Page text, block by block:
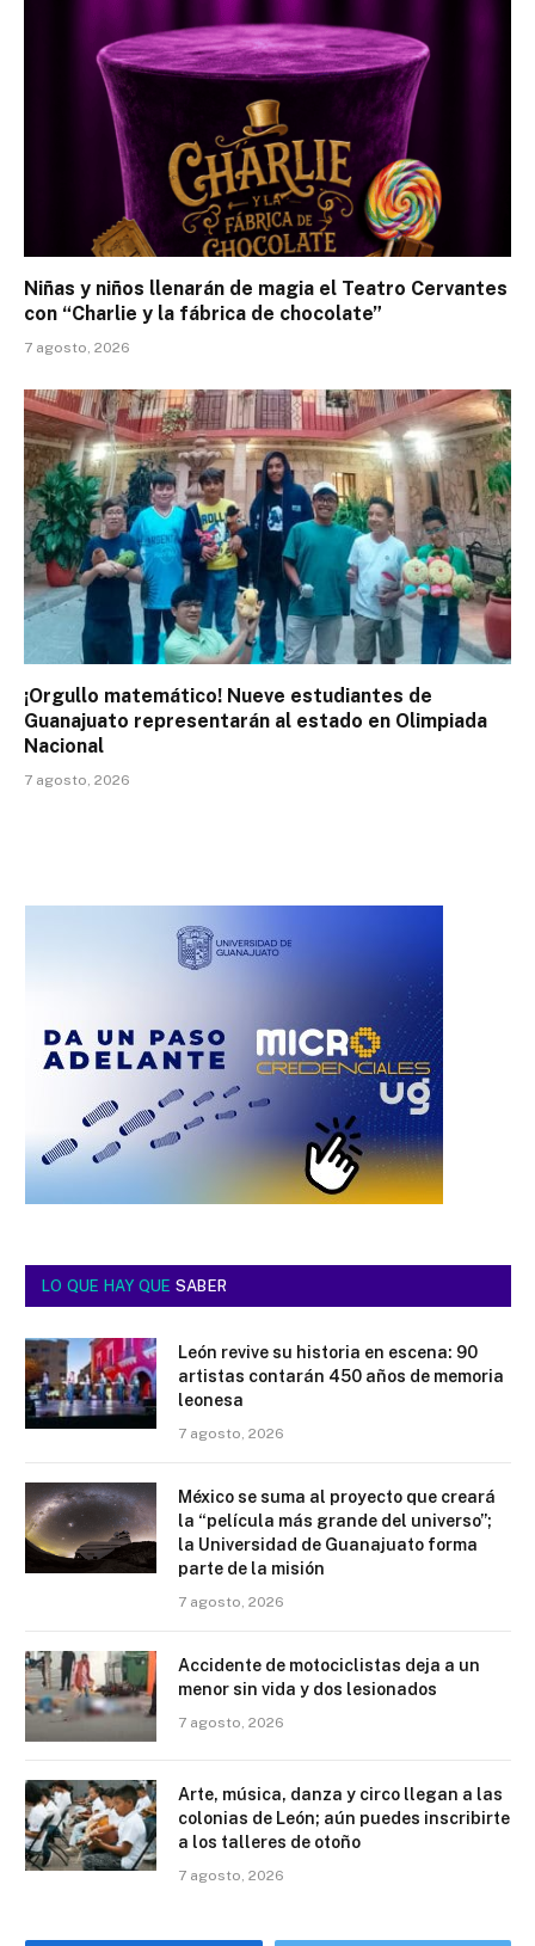
Niñas y niños llenarán de magia el Teatro Cervantes
con “Charlie y la fábrica de chocolate”
7 agosto, 2026
¡Orgullo matemático! Nueve estudiantes de
Guanajuato representarán al estado en Olimpiada
Nacional
7 agosto, 2026
LO QUE HAY QUE SABER
León revive su historia en escena: 90
artistas contarán 450 años de memoria
leonesa
7 agosto, 2026
México se suma al proyecto que creará
la “película más grande del universo”;
la Universidad de Guanajuato forma
parte de la misión
7 agosto, 2026
Accidente de motociclistas deja a un
menor sin vida y dos lesionados
7 agosto, 2026
Arte, música, danza y circo llegan a las
colonias de León; aún puedes inscribirte
a los talleres de otoño
7 agosto, 2026